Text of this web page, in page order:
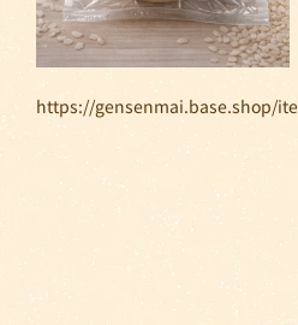
https://gensenmai.base.shop/